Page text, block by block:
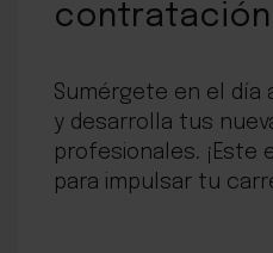
contratación
Sumérgete en el día
y desarrolla tus
profesionales. ¡Este
para impulsar tu